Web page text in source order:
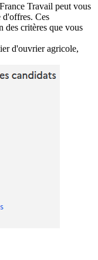
Travail peut vous
d'offres. Ces
des critères que vous
d'ouvrier agricole,